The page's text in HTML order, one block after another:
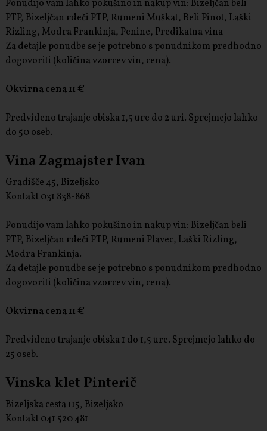
Ponudijo vam lahko pokušino in nakup vin: Bizeljčan beli
PTP, Bizeljčan rdeči PTP, Rumeni Muškat, Beli Pinot, Laški
Rizling, Modra Frankinja, Penine, Predikatna vina
Za detajle ponudbe se je potrebno s ponudnikom predhodno
dogovoriti (količina vzorcev vin, cena).
Okvirna cena 11 €
Predvideno trajanje obiska 1,5 ure do 2 uri. Sprejmejo lahko
do 50 oseb.
Vina Zagmajster Ivan
Gradišče 45, Bizeljsko
Kontakt 031 838-868
Ponudijo vam lahko pokušino in nakup vin: Bizeljčan beli
PTP, Bizeljčan rdeči PTP, Rumeni Plavec, Laški Rizling,
Modra Frankinja.
Za detajle ponudbe se je potrebno s ponudnikom predhodno
dogovoriti (količina vzorcev vin, cena).
Okvirna cena 11 €
Predvideno trajanje obiska 1 do 1,5 ure. Sprejmejo lahko do
25 oseb.
Vinska klet Pinterič
Bizeljska cesta 115, Bizeljsko
Kontakt 041 520 481